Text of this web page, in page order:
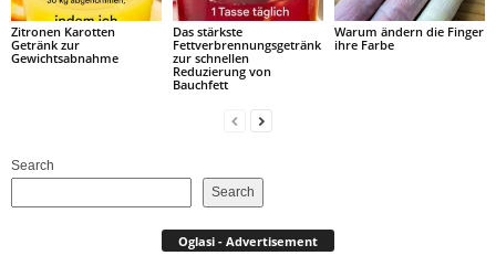
Zitronen Karotten
Getränk zur
Gewichtsabnahme
Das stärkste
Fettverbrennungsgetränk
zur schnellen
Reduzierung von
Bauchfett
Warum ändern die Finger
ihre Farbe
Search
Search
Oglasi - Advertisement